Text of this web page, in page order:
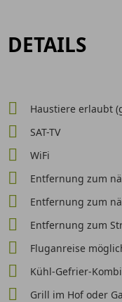
DETAILS
Haustiere erlaubt
SAT-TV
WiFi
Entfernung zum
Entfernung zum
Entfernung zum
Fluganreise
Kühl-Gefrier-
Grill im Hof oder